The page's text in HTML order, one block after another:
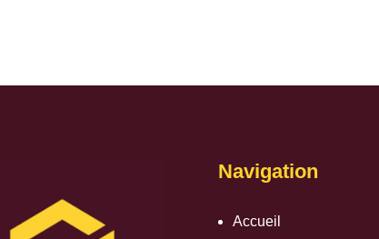
Navigation
Accueil